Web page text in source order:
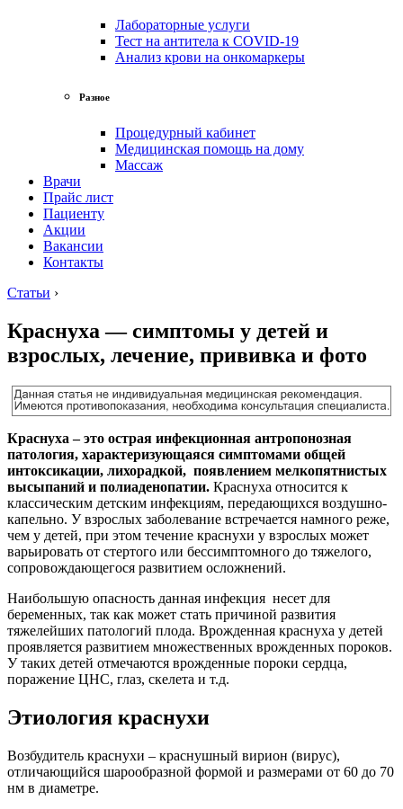
Лабораторные услуги
Тест на антитела к COVID-19
Анализ крови на онкомаркеры
Разное
Процедурный кабинет
Медицинская помощь на дому
Массаж
Врачи
Прайс лист
Пациенту
Акции
Вакансии
Контакты
Статьи ›
Краснуха — симптомы у детей и
взрослых, лечение, прививка и фото
Краснуха – это острая инфекционная антропонозная
патология, характеризующаяся симптомами общей
интоксикации, лихорадкой, появлением мелкопятнистых
высыпаний и полиаденопатии. Краснуха относится к
классическим детским инфекциям, передающихся воздушно-
капельно. У взрослых заболевание встречается намного реже,
чем у детей, при этом течение краснухи у взрослых может
варьировать от стертого или бессимптомного до тяжелого,
сопровождающегося развитием осложнений.
Наибольшую опасность данная инфекция несет для
беременных, так как может стать причиной развития
тяжелейших патологий плода. Врожденная краснуха у детей
проявляется развитием множественных врожденных пороков.
У таких детей отмечаются врожденные пороки сердца,
поражение ЦНС, глаз, скелета и т.д.
Этиология краснухи
Возбудитель краснухи – краснушный вирион (вирус),
отличающийся шарообразной формой и размерами от 60 до 70
нм в диаметре.